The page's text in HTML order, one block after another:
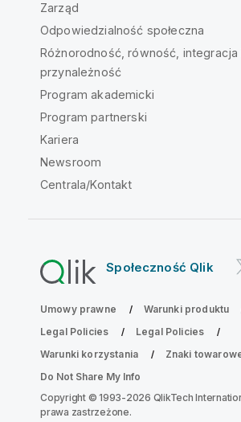
Zarząd
Odpowiedzialność społeczna
Różnorodność, równość, integracja
przynależność
Program akademicki
Program partnerski
Kariera
Newsroom
Centrala/Kontakt
Społeczność Qlik
Umowy prawne
Warunki produktu
Legal Policies
Legal Policies
Warunki korzystania
Znaki
Do Not Share My Info
Copyright © 1993-2026 QlikTech
prawa zastrzeżone.